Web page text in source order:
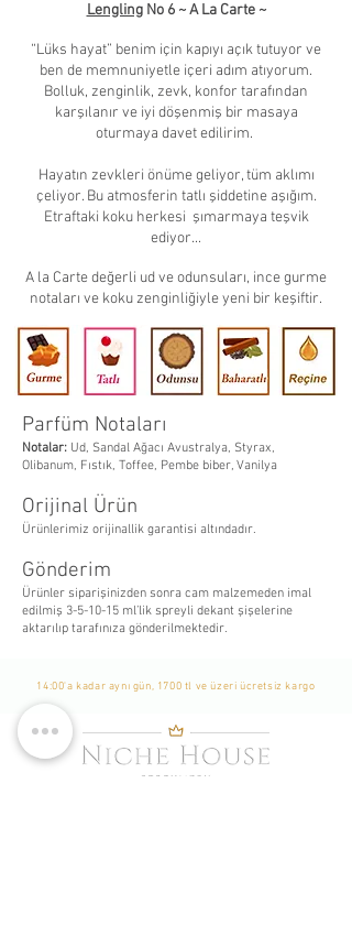
LenglingNo 6 ~ A La Carte ~
“Lüks hayat” benim için kapıyı açık tutuyor ve
ben de memnuniyetle içeri adım atıyorum.
Bolluk, zenginlik, zevk, konfor tarafından
karşılanır ve iyi döşenmiş bir masaya
oturmaya davet edilirim.
Hayatın zevkleri önüme geliyor, tüm aklımı
çeliyor. Bu atmosferin tatlı şiddetine aşığım.
Etraftaki koku herkesi şımarmaya teşvik
ediyor...
A la Carte değerli ud ve odunsuları, ince gurme
notaları ve koku zenginliğiyle yeni bir keşiftir.
Parfüm Notaları
Notalar: Ud, Sandal Ağacı Avustralya, Styrax,
Olibanum, Fıstık, Toffee, Pembe biber, Vanilya
Orijinal Ürün
Ürünlerimiz orijinallik garantisi altındadır.
Gönderim
Ürünler siparişinizden sonra cam malzemeden imal
edilmiş 3-5-10-15 ml’lik spreyli dekant şişelerine
aktarılıp tarafınıza gönderilmektedir.
14:00'a kadar aynı gün, 1700 tl ve üzeri ücretsiz kargo